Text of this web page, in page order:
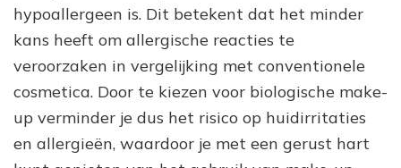
hypoallergeen is. Dit betekent dat het minder
kans heeft om allergische reacties te
veroorzaken in vergelijking met conventionele
cosmetica. Door te kiezen voor biologische make-
up verminder je dus het risico op huidirritaties
en allergieën, waardoor je met een gerust hart